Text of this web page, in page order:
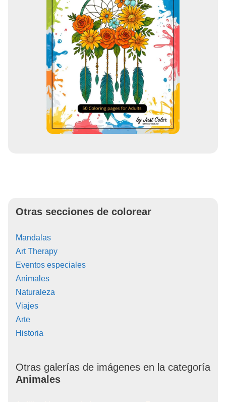
Otras secciones de colorear
Mandalas
Art Therapy
Eventos especiales
Animales
Naturaleza
Viajes
Arte
Historia
Otras galerías de imágenes en la categoría
Animales